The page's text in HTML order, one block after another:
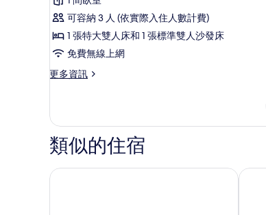
張
沙
發
床
有
相
片
人
和
沙
詳
情
客
房,
1
張
雙
人
床
和
評
論)
可容納 3 人 (依實際入住人數計費)
1 張特大雙人床和 1 張標準雙人沙發床
免費無線上網
更多資訊
更
客
房,
1
張
特
類似的住宿
倫敦沃特福德交匯處快捷假日飯店 IHG 旗下
倫敦